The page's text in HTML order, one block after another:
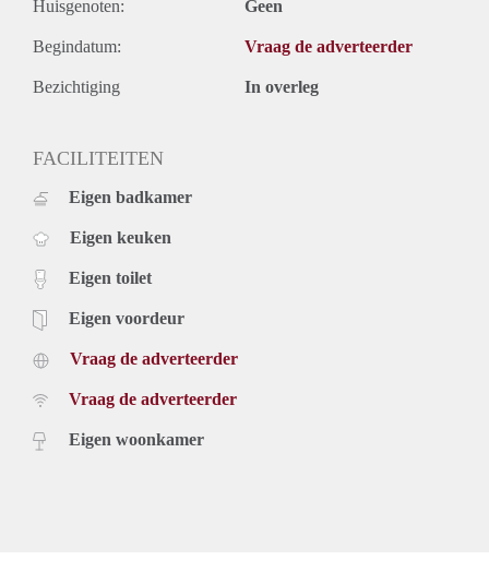
Huisgenoten: Geen
Begindatum: Vraag de adverteerder
Bezichtiging In overleg
FACILITEITEN
Eigen badkamer
Eigen keuken
Eigen toilet
Eigen voordeur
Vraag de adverteerder
Vraag de adverteerder
Eigen woonkamer